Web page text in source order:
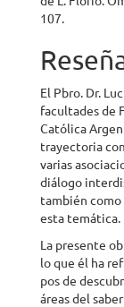
107.
El Pbro. Dr.
facultades de
Católica
trayectoria
varias
diálogo
también como
esta temática.
La presente
lo que él ha
pos de
áreas del